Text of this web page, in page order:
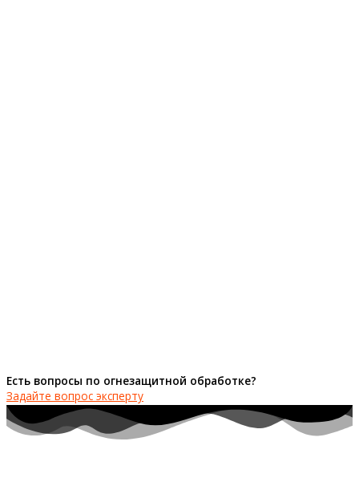
Есть вопросы по огнезащитной обработке?
Задайте вопрос эксперту